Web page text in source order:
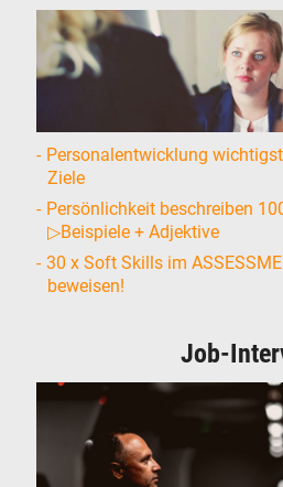
Personalentwicklung
Ziele
Persönlichkeit beschreiben
▷Beispiele + Adjektive
30 x Soft Skills im
beweisen!
Job-